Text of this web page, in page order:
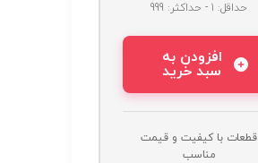
حداقل: 1 - حداکثر: 999
افزودن به
سبد خرید
قطعات با کیفیت و قیمت
مناسب